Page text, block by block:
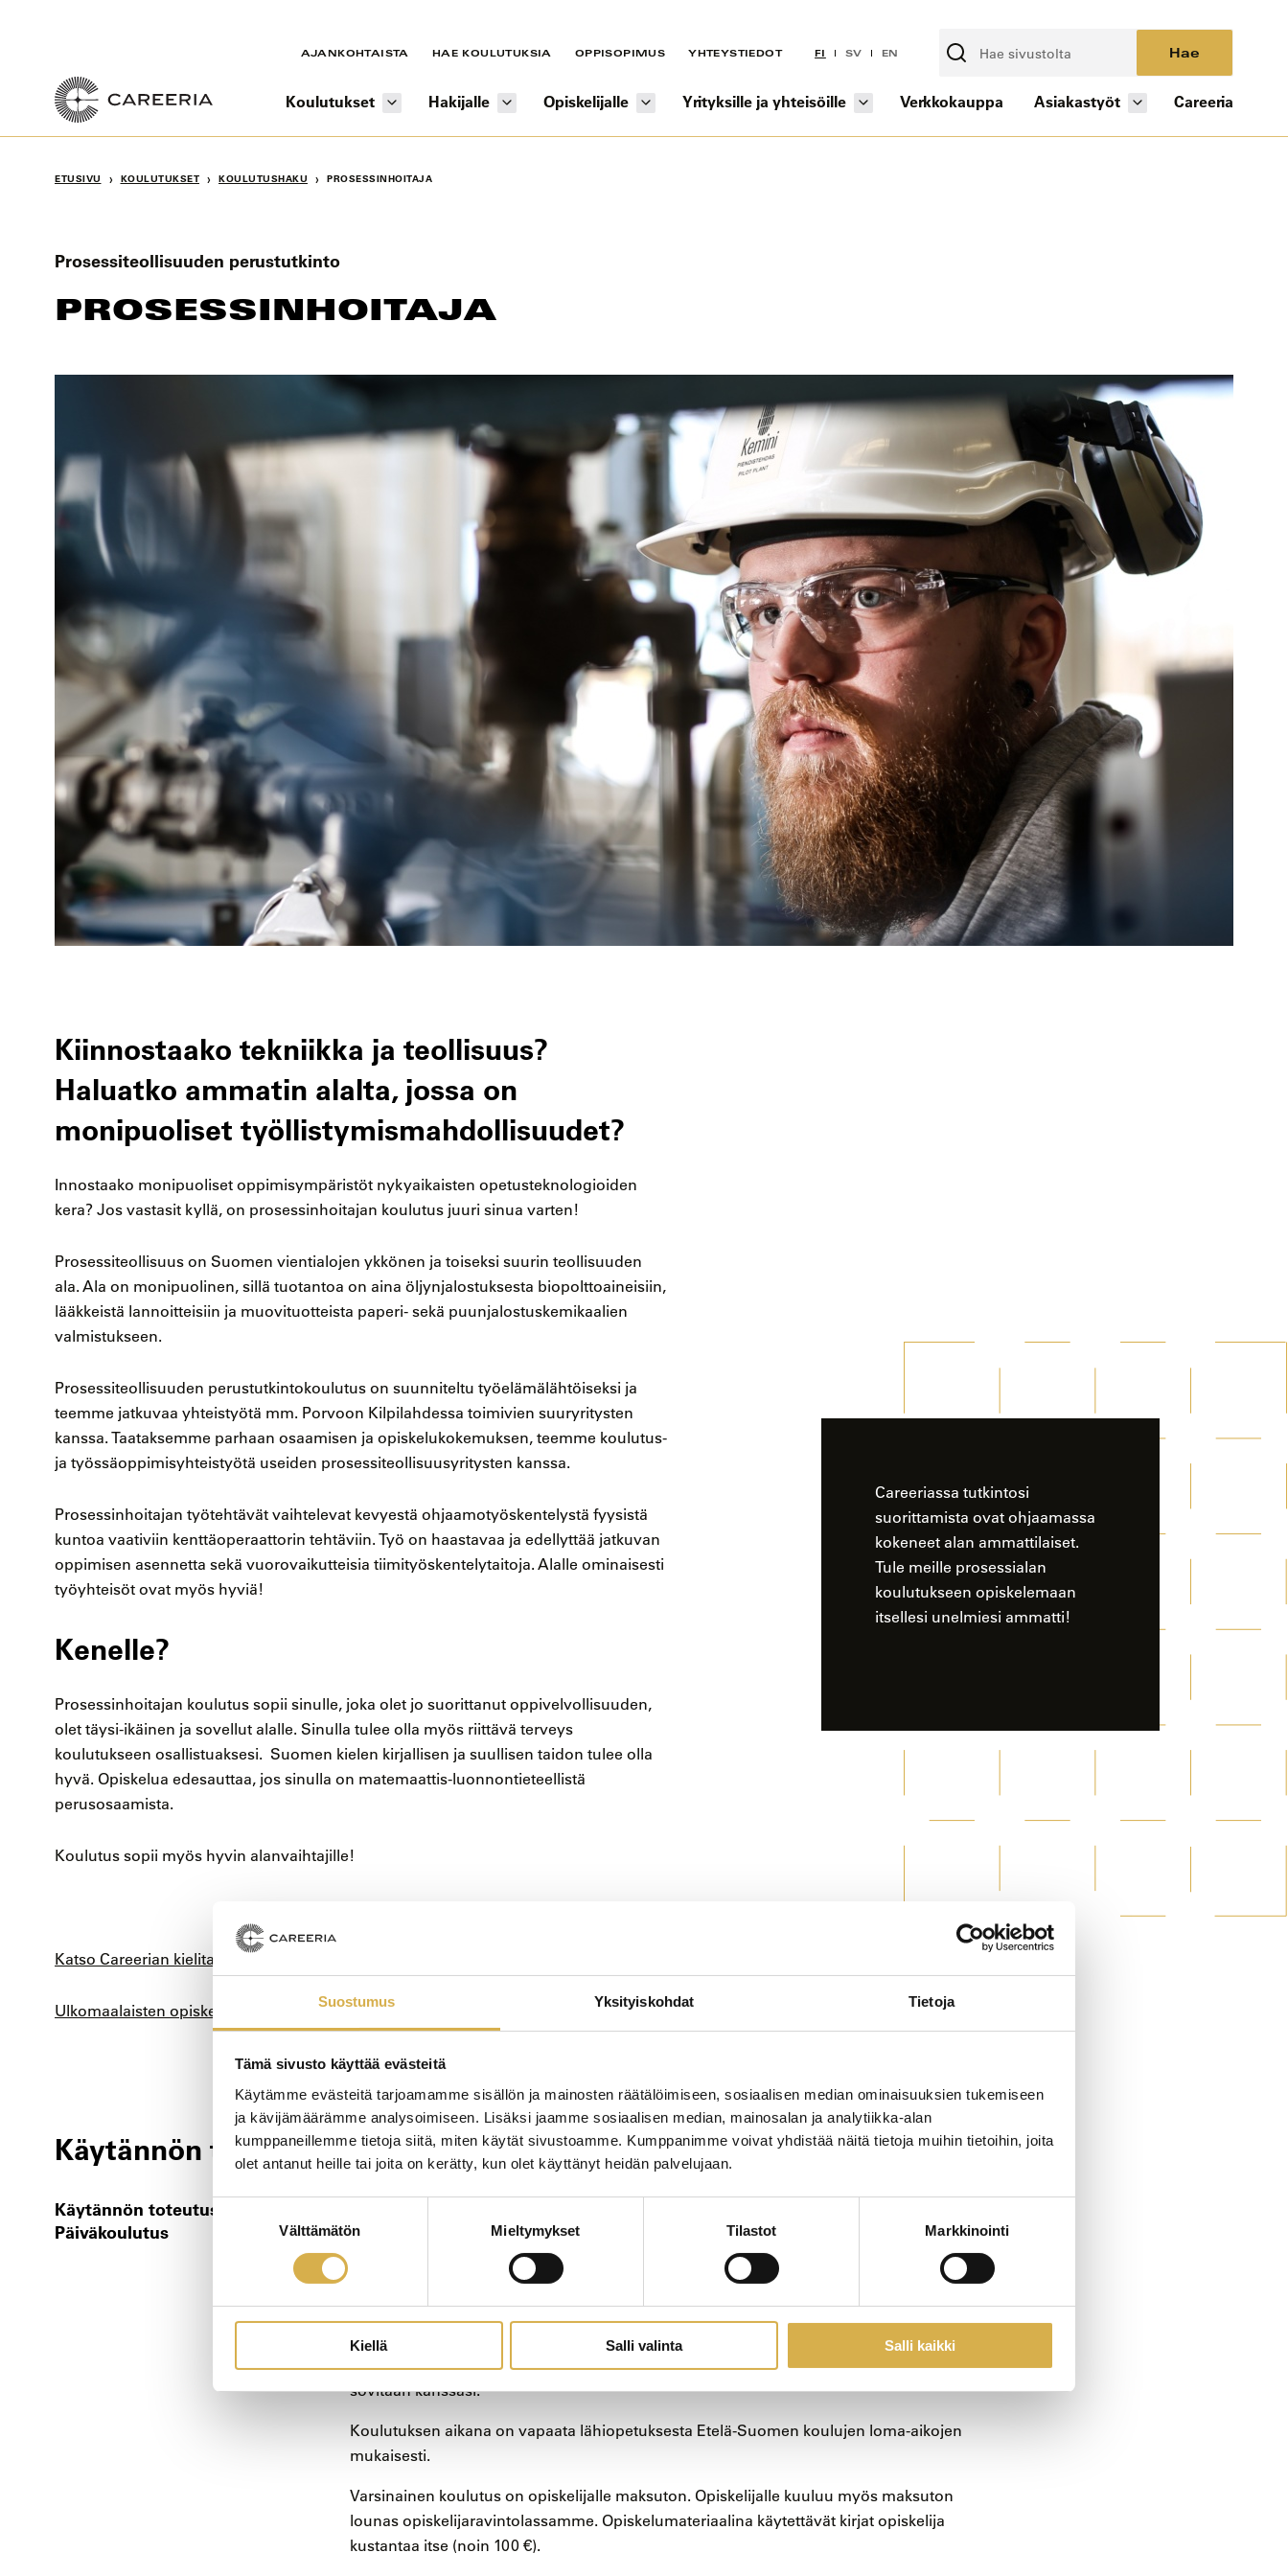
Suostumus Yksityiskohdat Tietoja
Tämä sivusto käyttää evästeitä
Käytämme evästeitä tarjoamamme sisällön ja mainosten räätälöimiseen, sosiaalisen median ominaisuuksien tukemiseen
ja kävijämäärämme analysoimiseen. Lisäksi jaamme sosiaalisen median, mainosalan ja analytiikka-alan
kumppaneillemme tietoja siitä, miten käytät sivustoamme. Kumppanimme voivat yhdistää näitä tietoja muihin tietoihin, joita
olet antanut heille tai joita on kerätty, kun olet käyttänyt heidän palvelujaan.
Suostumuksen
Välttämätön Mieltymykset Tilastot Markkinointi
Kiellä Salli valinta Salli kaikki
AJANKOHTAISTA HAE KOULUTUKSIA OPPISOPIMUS YHTEYSTIEDOT FI SV EN Hae
Koulutukset Hakijalle Opiskelijalle Yrityksille ja yhteisöille Verkkokauppa Asiakastyöt Careeria
ETUSIVU › KOULUTUKSET › KOULUTUSHAKU › PROSESSINHOITAJA
Prosessiteollisuuden perustutkinto
PROSESSINHOITAJA
Kiinnostaako tekniikka ja teollisuus?
Haluatko ammatin alalta, jossa on
monipuoliset työllistymismahdollisuudet?
Innostaako monipuoliset oppimisympäristöt nykyaikaisten opetusteknologioiden
kera? Jos vastasit kyllä, on prosessinhoitajan koulutus juuri sinua varten!
Prosessiteollisuus on Suomen vientialojen ykkönen ja toiseksi suurin teollisuuden
ala. Ala on monipuolinen, sillä tuotantoa on aina öljynjalostuksesta biopolttoaineisiin,
lääkkeistä lannoitteisiin ja muovituotteista paperi- sekä puunjalostuskemikaalien
valmistukseen.
Prosessiteollisuuden perustutkintokoulutus on suunniteltu työelämälähtöiseksi ja
teemme jatkuvaa yhteistyötä mm. Porvoon Kilpilahdessa toimivien suuryritysten
kanssa. Taataksemme parhaan osaamisen ja opiskelukokemuksen, teemme koulutus-
ja työssäoppimisyhteistyötä useiden prosessiteollisuusyritysten kanssa.
Prosessinhoitajan työtehtävät vaihtelevat kevyestä ohjaamotyöskentelystä fyysistä
kuntoa vaativiin kenttäoperaattorin tehtäviin. Työ on haastavaa ja edellyttää jatkuvan
oppimisen asennetta sekä vuorovaikutteisia tiimityöskentelytaitoja. Alalle ominaisesti
työyhteisöt ovat myös hyviä!
Kenelle?
Prosessinhoitajan koulutus sopii sinulle, joka olet jo suorittanut oppivelvollisuuden,
olet täysi-ikäinen ja sovellut alalle. Sinulla tulee olla myös riittävä terveys
koulutukseen osallistuaksesi. Suomen kielen kirjallisen ja suullisen taidon tulee olla
hyvä. Opiskelua edesauttaa, jos sinulla on matemaattis-luonnontieteellistä
perusosaamista.
Koulutus sopii myös hyvin alanvaihtajille!
Katso Careerian kielitaitovaatimukset
Ulkomaalaisten opiskelijoiden lukuvuosimaksut
Careeriassa tutkintosi
suorittamista ovat ohjaamassa
kokeneet alan ammattilaiset.
Tule meille prosessialan
koulutukseen opiskelemaan
itsellesi unelmiesi ammatti!
Käytännön toteutus​
Käytännön toteutus /
Päiväkoulutus
Opinnot koostuvat lähipäivistä joita on 3 päivää viikossa (ti, ke ja to) klo 9 – 15 ja
etäpäivistä, joita on 2 päivää viikossa.
jonka kesto on noin 3 kuukautta.
Tarvittaessa sinut ohjataan suorittamaan osatutkinto ja suoritettavat tutkinnon osat
sovitaan kanssasi.
Koulutuksen aikana on vapaata lähiopetuksesta Etelä-Suomen koulujen loma-aikojen
mukaisesti.
Varsinainen koulutus on opiskelijalle maksuton. Opiskelijalle kuuluu myös maksuton
lounas opiskelijaravintolassamme. Opiskelumateriaalina käytettävät kirjat opiskelija
kustantaa itse (noin 100 €).